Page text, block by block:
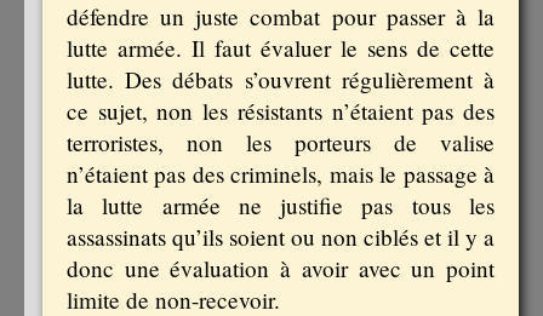
défendre un juste combat pour passer à la
lutte armée. Il faut évaluer le sens de cette
lutte. Des débats s’ouvrent régulièrement à
ce sujet, non les résistants n’étaient pas des
terroristes, non les porteurs de valise
n’étaient pas des criminels, mais le passage à
la lutte armée ne justifie pas tous les
assassinats qu’ils soient ou non ciblés et il y a
donc une évaluation à avoir avec un point
limite de non-recevoir.